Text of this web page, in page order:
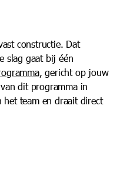
constructie. Dat
slag gaat bij één
, gericht op jouw
dit programma in
het team en draait direct